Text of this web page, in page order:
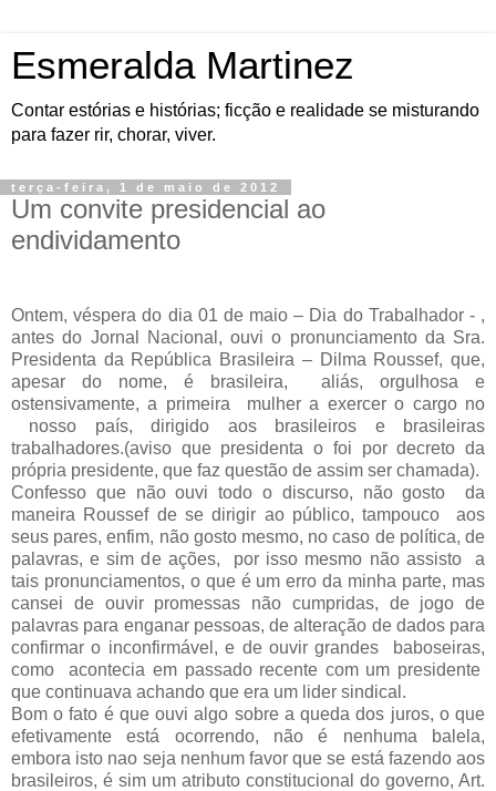
Esmeralda Martinez
Contar estórias e histórias; ficção e realidade se misturando
para fazer rir, chorar, viver.
terça-feira, 1 de maio de 2012
Um convite presidencial ao
endividamento
Ontem, véspera do dia 01 de maio – Dia do Trabalhador - ,
antes do Jornal Nacional, ouvi o pronunciamento da Sra.
Presidenta da República Brasileira – Dilma Roussef, que,
apesar do nome, é brasileira, aliás, orgulhosa e
ostensivamente, a primeira mulher a exercer o cargo no
nosso país, dirigido aos brasileiros e brasileiras
trabalhadores.(aviso que presidenta o foi por decreto da
própria presidente, que faz questão de assim ser chamada).
Confesso que não ouvi todo o discurso, não gosto da
maneira Roussef de se dirigir ao público, tampouco aos
seus pares, enfim, não gosto mesmo, no caso de política, de
palavras, e sim de ações, por isso mesmo não assisto a
tais pronunciamentos, o que é um erro da minha parte, mas
cansei de ouvir promessas não cumpridas, de jogo de
palavras para enganar pessoas, de alteração de dados para
confirmar o inconfirmável, e de ouvir grandes baboseiras,
como acontecia em passado recente com um presidente
que continuava achando que era um lider sindical.
Bom o fato é que ouvi algo sobre a queda dos juros, o que
efetivamente está ocorrendo, não é nenhuma balela,
embora isto nao seja nenhum favor que se está fazendo aos
brasileiros, é sim um atributo constitucional do governo, Art.